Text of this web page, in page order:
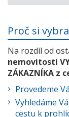
Proč si
Na rozdíl od
nemovitosti
ZÁKAZNÍKA z
Provedeme
Vyhledáme
cestu k